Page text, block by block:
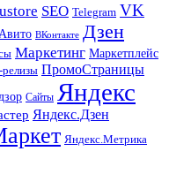
SEO Telegram VK
ВКонтакте Дзен
Маркетинг Маркетплейс
ПромоСтраницы
Сайты Яндекс
Яндекс.Дзен
Яндекс.Метрика